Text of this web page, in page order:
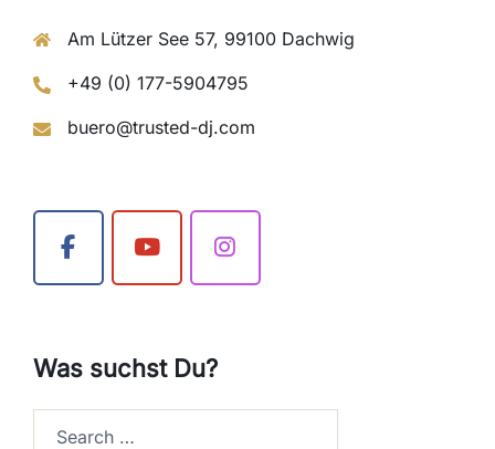
Am Lützer See 57, 99100 Dachwig
+49 (0) 177-5904795
buero@trusted-dj.com
Was suchst Du?